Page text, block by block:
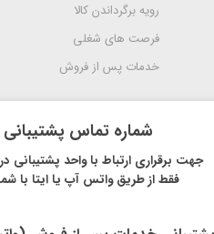
رویه برگرداندن کالا
فرصت های شغلی
خدمات پس از فروش
​شماره تماس پشتیبانی :
​​جهت برقراری ارتباط با واحد
فقط از طریق واتس آپ یا ایتا با شماره 09914118710 اقدام